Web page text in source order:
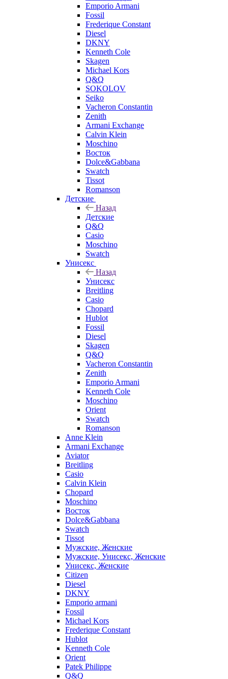
Emporio Armani
Fossil
Frederique Constant
Diesel
DKNY
Kenneth Cole
Skagen
Michael Kors
Q&Q
SOKOLOV
Seiko
Vacheron Constantin
Zenith
Armani Exchange
Calvin Klein
Moschino
Восток
Dolce&Gabbana
Swatch
Tissot
Romanson
Детские
Назад
Детские
Q&Q
Casio
Moschino
Swatch
Унисекс
Назад
Унисекс
Breitling
Casio
Chopard
Hublot
Fossil
Diesel
Skagen
Q&Q
Vacheron Constantin
Zenith
Emporio Armani
Kenneth Cole
Moschino
Orient
Swatch
Romanson
Anne Klein
Armani Exchange
Aviator
Breitling
Casio
Calvin Klein
Chopard
Moschino
Восток
Dolce&Gabbana
Swatch
Tissot
Мужские, Женские
Мужские, Унисекс, Женские
Унисекс, Женские
Citizen
Diesel
DKNY
Emporio armani
Fossil
Michael Kors
Frederique Constant
Hublot
Kenneth Cole
Orient
Patek Philippe
Q&Q